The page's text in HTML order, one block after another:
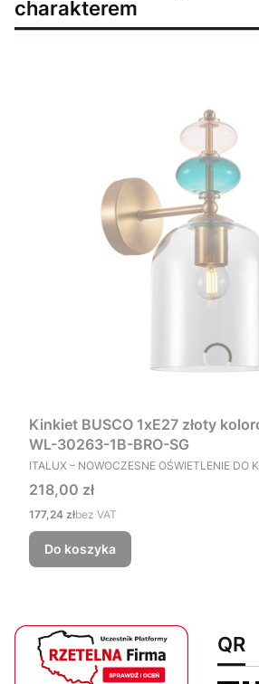
charakterem
Kinkiet BUSCO 1xE27 złoty
WL-30263-1B-BRO-SG
PRODUCENT
ITALUX – NOWOCZESNE OŚWIETLENIE DO
Cena
218,00 zł
Cena
177,24 złbez VAT
Do koszyka
QR